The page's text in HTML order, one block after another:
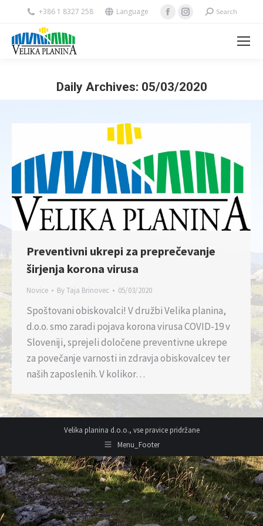
+386 1 8327 258 Language
Facebook
window
Instagram
window
Search:Search
Daily Archives: 05/03/2020
Preventivni ukrepi za preprečevanje
širjenja korona virusa
Novice ByTaja Brinovec 05/03/2020
Spoštovani obiskovalci! V družbi Velika planina,
d.o.o. smo zaradi pojava korona virusa COVID-19 v
Sloveniji, sprejeli določene preventivne ukrepe
za povečanje varnosti in zdravja obiskovalcev ter
naših zaposlenih. V kolikor…
Velika planina d.o.o., vse pravice pridržane
Menu_Footer